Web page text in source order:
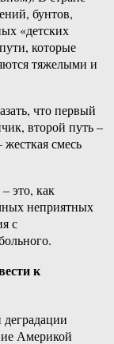
бунтов,
«детских
которые
тяжелыми и
что первый
второй путь –
смесь
это, как
неприятных
с
к
Америкой